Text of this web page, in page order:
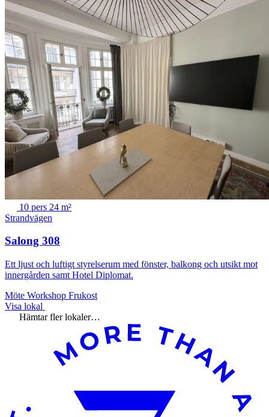
10 pers 24 m²
Strandvägen
Salong 308
Ett ljust och luftigt styrelserum med fönster, balkong och utsikt mot
innergården samt Hotel Diplomat.
Möte Workshop Frukost
Visa lokal
Hämtar fler lokaler…